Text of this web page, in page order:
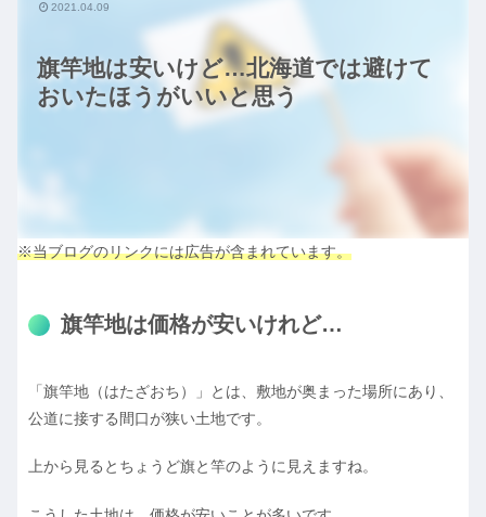
旗竿地は安いけど…北海道では避けて
おいたほうがいいと思う
2021.04.09
※当ブログのリンクには広告が含まれています。
旗竿地は価格が安いけれど…
「旗竿地（はたざおち）」とは、敷地が奥まった場所にあり、
公道に接する間口が狭い土地です。
上から見るとちょうど旗と竿のように見えますね。